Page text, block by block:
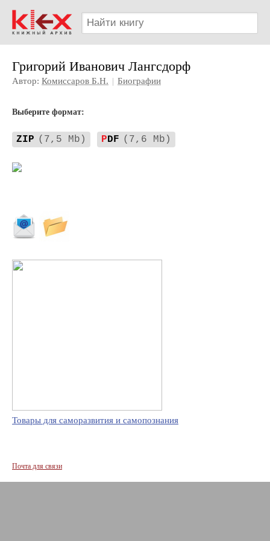
Григорий Иванович Лангсдорф
Автор: Комиссаров Б.Н. | Биографии
Выберите формат:
ZIP (7,5 Mb) PDF (7,6 Mb)
Товары для саморазвития и самопознания
Почта для связи